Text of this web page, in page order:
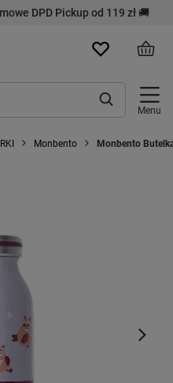
DPD Pickup od 119 zł 🚚
Menu
Monbento Monbento